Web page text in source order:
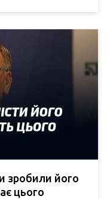
зробили його
цього